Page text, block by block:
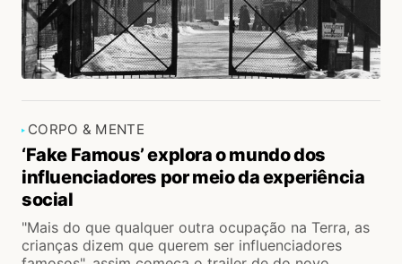
CORPO & MENTE
‘Fake Famous’ explora o mundo dos
influenciadores por meio da experiência
social
"Mais do que qualquer outra ocupação na Terra, as
crianças dizem que querem ser influenciadores